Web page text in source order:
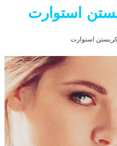
استوارت
استوارت